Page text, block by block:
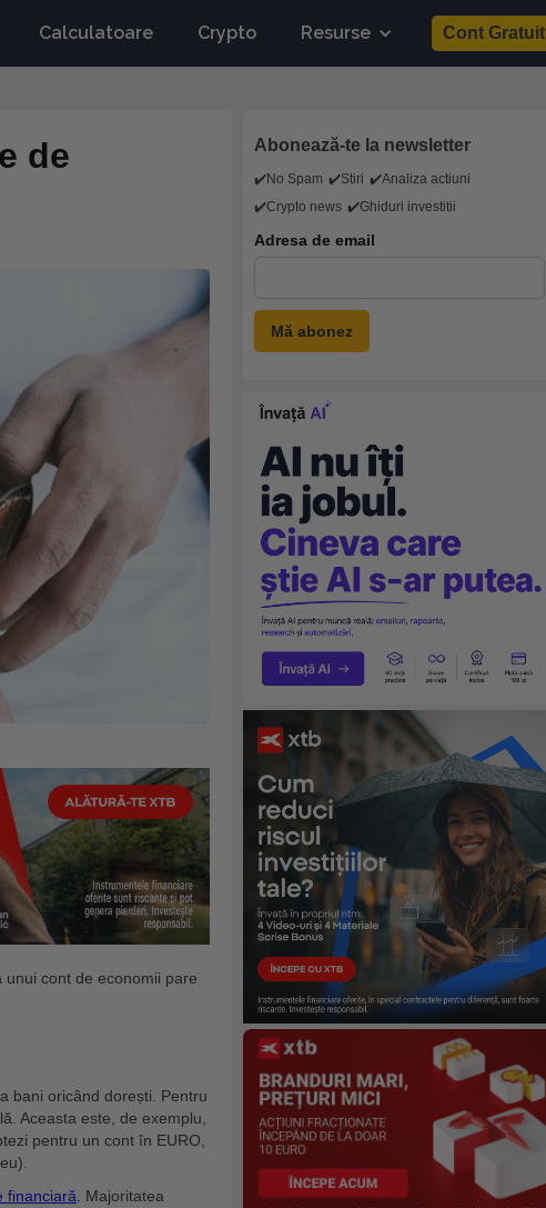
Calculatoare Crypto Resurse Cont Gratuit
de
cont de economii pare
bani oricând dorești. Pentru
Aceasta este, de exemplu,
pentru un cont în EURO,
financiară . Majoritatea
Abonează-te la newsletter
✔️No Spam ✔️Stiri ✔️Analiza actiuni
✔️Crypto news ✔️Ghiduri investitii
Adresa de email